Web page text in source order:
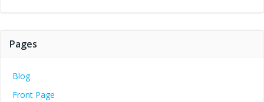
Pages
Blog
Front Page